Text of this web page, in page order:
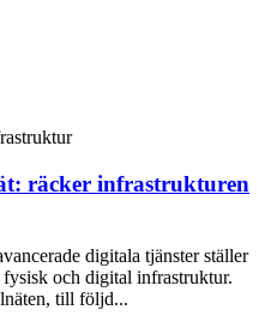
räcker infrastrukturen
digitala tjänster ställer
och digital infrastruktur.
till följd...